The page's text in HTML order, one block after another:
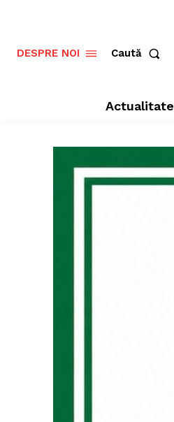
DESPRE NOI Caută
Actualitate